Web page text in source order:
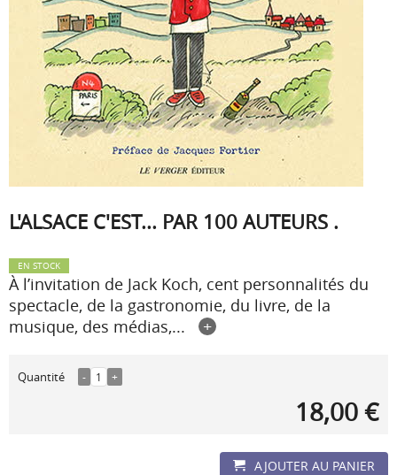
L'ALSACE C'EST... PAR 100 AUTEURS .
EN STOCK
À l’invitation de Jack Koch, cent personnalités du
spectacle, de la gastronomie, du livre, de la
musique, des médias,...
+
Quantité - 1 +
18,00 €
AJOUTER AU PANIER